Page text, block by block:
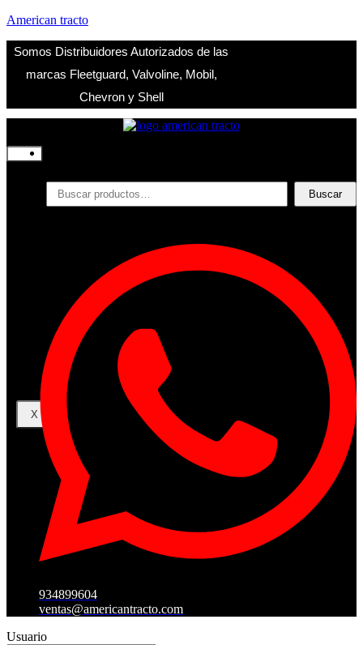
American tracto
Somos Distribuidores Autorizados de las
marcas Fleetguard, Valvoline, Mobil,
Chevron y Shell
Productos
Filtros
Contacto
Acceder
Iniciar Sesion
Registro
Restablecer la contraseña
X
Buscar
934899604
ventas@americantracto.com
Usuario